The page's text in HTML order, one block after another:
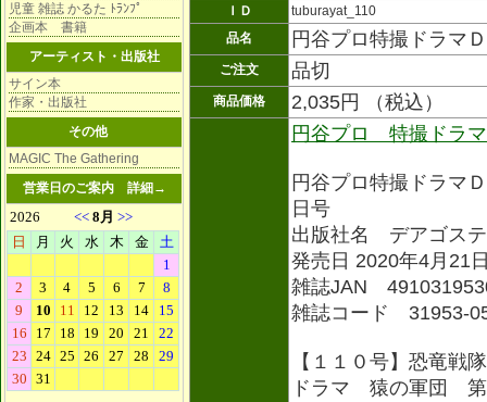
児童 雑誌 かるた ﾄﾗﾝﾌﾟ
企画本 書籍
アーティスト・出版社
サイン本
作家・出版社
その他
MAGIC The Gathering
営業日のご案内 詳細→
ＩＤ
tuburayat_110
品名
円谷プロ特撮ドラマ
ご注文 品切
商品価格 2,035円 （税込）
円谷プロ 特撮ドラ
円谷プロ特撮ドラマ
日号
出版社名 デアゴス
発売日 2020年4月21
雑誌JAN
雑誌コード 31953-
【１１０号】恐竜
ドラマ 猿の軍団